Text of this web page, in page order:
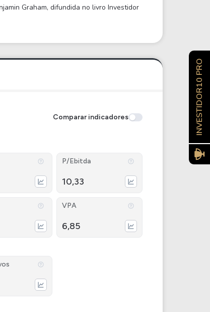
Graham, difundida no livro Investidor
Comparar indicadores
P/Ebitda
10,33
VPA
6,85
INVESTIDOR10 PRO